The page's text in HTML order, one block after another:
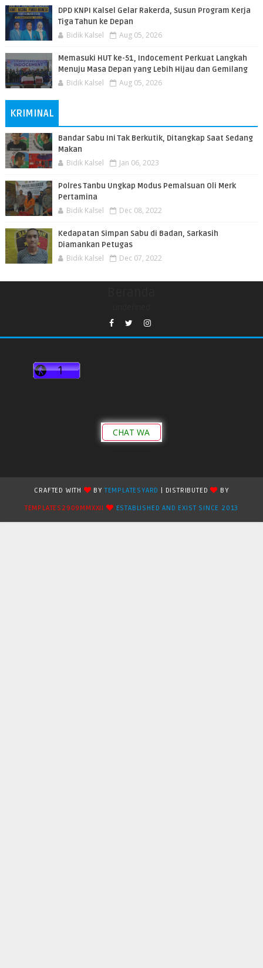
DPD KNPI Kalsel Gelar Rakerda, Susun Program Kerja
Tiga Tahun ke Depan
Bidik Kalsel Aug 05, 2026
Memasuki HUT ke-51, Indocement Perkuat Langkah
Menuju Masa Depan yang Lebih Hijau dan Gemilang
Bidik Kalsel Aug 05, 2026
KRIMINAL
Bandar Sabu Ini Tak Berkutik, Ditangkap Saat Sedang
Makan
Bidik Kalsel Jan 06, 2023
Polres Tanbu Ungkap Modus Pemalsuan Oli Merk
Pertamina
Bidik Kalsel Dec 08, 2022
Kedapatan Simpan Sabu di Badan, Sarkasih
Diamankan Petugas
Bidik Kalsel Dec 07, 2022
CHAT WA
CRAFTED WITH BYTEMPLATESYARD | DISTRIBUTED
BY
TEMPLATES2909MMXXII
ESTABLISHED AND EXIST SINCE 2013